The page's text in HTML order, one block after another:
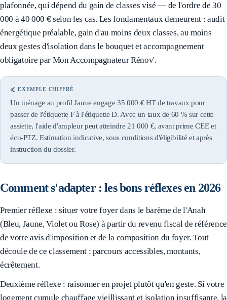
plafonnée, qui dépend du gain de classes visé — de l'ordre de 30
000 à 40 000 € selon les cas. Les fondamentaux demeurent : audit
énergétique préalable, gain d'au moins deux classes, au moins
deux gestes d'isolation dans le bouquet et accompagnement
obligatoire par Mon Accompagnateur Rénov'.
EXEMPLE CHIFFRÉ
Un ménage au profil Jaune engage 35 000 € HT de travaux pour
passer de l'étiquette F à l'étiquette D. Avec un taux de 60 % sur cette
assiette, l'aide d'ampleur peut atteindre 21 000 €, avant prime CEE et
éco-PTZ. Estimation indicative, sous conditions d'éligibilité et après
instruction du dossier.
Comment s'adapter : les bons réflexes en 2026
Premier réflexe : situer votre foyer dans le barème de l'Anah
(Bleu, Jaune, Violet ou Rose) à partir du revenu fiscal de référence
de votre avis d'imposition et de la composition du foyer. Tout
découle de ce classement : parcours accessibles, montants,
écrêtement.
Deuxième réflexe : raisonner en projet plutôt qu'en geste. Si votre
logement cumule chauffage vieillissant et isolation insuffisante, la